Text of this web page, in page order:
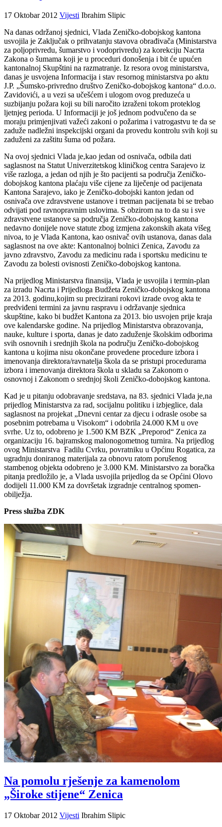
17 Oktobar 2012 Vijesti Ibrahim Slipic
Na danas održanoj sjednici, Vlada Zeničko-dobojskog kantona
usvojila je Zaključak o prihvatanju stavova obrađivača (Ministarstva
za poljoprivredu, šumarstvo i vodoprivredu) za korekciju Nacrta
Zakona o šumama koji je u proceduri donošenja i bit će upućen
kantonalnoj Skupštini na razmatranje. Iz resora ovog ministarstva,
danas je usvojena Informacija i stav resornog ministarstva po aktu
J.P. „Šumsko-privredno društvo Zeničko-dobojskog kantona“ d.o.o.
Zavidovići, a u vezi sa učešćem i ulogom ovog preduzeća u
suzbijanju požara koji su bili naročito izraženi tokom proteklog
ljetnjeg perioda. U Informaciji je još jednom podvučeno da se
moraju primjenjivati važeći zakoni o požarima i vatrogastvu te da se
zaduže nadležni inspekcijski organi da provedu kontrolu svih koji su
zaduženi za zaštitu šuma od požara.
Na ovoj sjednici Vlada je,kao jedan od osnivača, odbila dati
saglasnost na Statut Univerzitetskog kliničkog centra Sarajevo iz
više razloga, a jedan od njih je što pacijenti sa područja Zeničko-
dobojskog kantona plaćaju više cijene za liječenje od pacijenata
Kantona Sarajevo, iako je Zeničko-dobojski kanton jedan od
osnivača ove zdravstvene ustanove i tretman pacijenata bi se trebao
odvijati pod ravnopravnim uslovima. S obzirom na to da su i sve
zdravstvene ustanove sa područja Zeničko-dobojskog kantona
nedavno donijele nove statute zbog izmjena zakonskih akata višeg
nivoa, to je Vlada Kantona, kao osnivač ovih ustanova, danas dala
saglasnost na ove akte: Kantonalnoj bolnici Zenica, Zavodu za
javno zdravstvo, Zavodu za medicinu rada i sportsku medicinu te
Zavodu za bolesti ovisnosti Zeničko-dobojskog kantona.
Na prijedlog Ministarstva finansija, Vlada je usvojila i termin-plan
za izradu Nacrta i Prijedloga Budžeta Zeničko-dobojskog kantona
za 2013. godinu,kojim su precizirani rokovi izrade ovog akta te
predviđeni termini za javnu raspravu i održavanje sjednica
skupštine, kako bi budžet Kantona za 2013. bio usvojen prije kraja
ove kalendarske godine. Na prijedlog Ministarstva obrazovanja,
nauke, kulture i sporta, danas je dato zaduženje školskim odborima
svih osnovnih i srednjih škola na području Zeničko-dobojskog
kantona u kojima nisu okončane provedene procedure izbora i
imenovanja direktora/ravnatelja škola da se pristupi procedurama
izbora i imenovanja direktora škola u skladu sa Zakonom o
osnovnoj i Zakonom o srednjoj školi Zeničko-dobojskog kantona.
Kad je u pitanju odobravanje sredstava, na 83. sjednici Vlada je,na
prijedlog Ministarstva za rad, socijalnu politiku i izbjeglice, dala
saglasnost na projekat „Dnevni centar za djecu i odrasle osobe sa
posebnim potrebama u Visokom“ i odobrila 24.000 KM u ove
svrhe. Uz to, odobreno je 1.500 KM BZK „Preporod“ Zenica za
organizaciju 16. bajramskog malonogometnog turnira. Na prijedlog
ovog Ministarstva Fadilu Cvrku, povratniku u Općinu Rogatica, za
ugradnju doniranog materijala za obnovu ratom porušenog
stambenog objekta odobreno je 3.000 KM. Ministarstvo za boračka
pitanja predložilo je, a Vlada usvojila prijedlog da se Općini Olovo
dodijeli 11.000 KM za dovršetak izgradnje centralnog spomen-
obilježja.
Press služba ZDK
Na pomolu rješenje za kamenolom
„Široke stijene“ Zenica
17 Oktobar 2012 Vijesti Ibrahim Slipic